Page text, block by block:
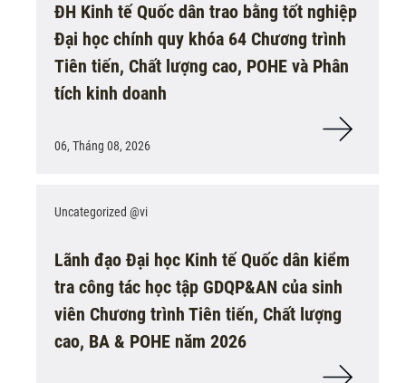
ĐH Kinh tế Quốc dân trao bằng tốt nghiệp
Đại học chính quy khóa 64 Chương trình
Tiên tiến, Chất lượng cao, POHE và Phân
tích kinh doanh
06, Tháng 08, 2026
Uncategorized @vi
Lãnh đạo Đại học Kinh tế Quốc dân kiểm
tra công tác học tập GDQP&AN của sinh
viên Chương trình Tiên tiến, Chất lượng
cao, BA & POHE năm 2026